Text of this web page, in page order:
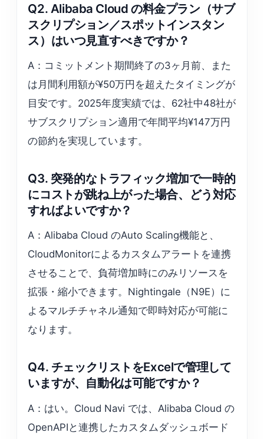
Q2. Alibaba Cloud の料金プラン（サブ
スクリプション／スポットインスタン
ス）はいつ見直すべきですか？
A：コミットメント期間終了の3ヶ月前、また
は月間利用額が¥50万円を超えたタイミングが
目安です。2025年度実績では、62社中48社が
サブスクリプション適用で年間平均¥147万円
の節約を実現しています。
Q3. 突発的なトラフィック増加で一時的
にコストが跳ね上がった場合、どう対応
すればよいですか？
A：Alibaba Cloud のAuto Scaling機能と、
CloudMonitorによるカスタムアラートを連携
させることで、負荷増加時にのみリソースを
拡張・縮小できます。Nightingale（N9E）に
よるマルチチャネル通知で即時対応が可能に
なります。
Q4. チェックリストをExcelで管理して
いますが、自動化は可能ですか？
A：はい。Cloud Navi では、Alibaba Cloud の
OpenAPIと連携したカスタムダッシュボード